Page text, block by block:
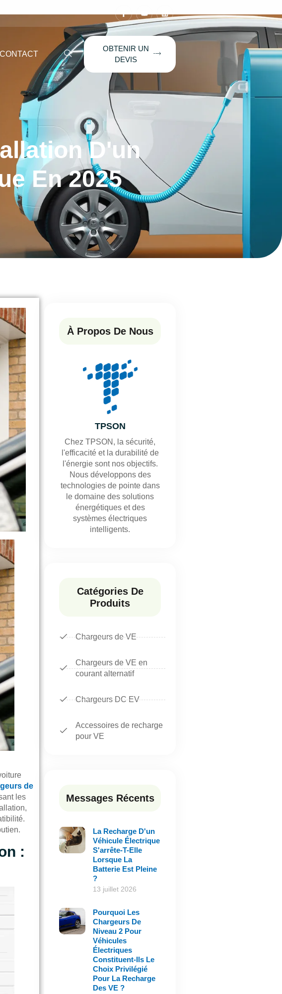
CONTACT
OBTENIR UN
DEVIS
D'un
En 2025
de
les
:
À Propos De Nous
TPSON
Chez TPSON, la sécurité,
l'efficacité et la durabilité de
l'énergie sont nos objectifs.
Nous développons des
technologies de pointe dans
le domaine des solutions
énergétiques et des
systèmes électriques
intelligents.
Catégories De
Produits
Chargeurs de VE
Chargeurs de VE en
courant alternatif
Chargeurs DC EV
Accessoires de recharge
pour VE
Messages Récents
La Recharge D'un
Véhicule Électrique
S'arrête-T-Elle
Lorsque La
Batterie Est Pleine
?
13 juillet 2026
Pourquoi Les
Chargeurs De
Niveau 2 Pour
Véhicules
Électriques
Constituent-Ils Le
Choix Privilégié
Pour La Recharge
Des VE ?